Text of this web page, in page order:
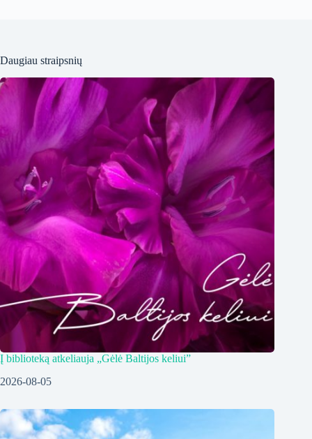
Daugiau straipsnių
Į biblioteką atkeliauja „Gėlė Baltijos keliui”
2026-08-05